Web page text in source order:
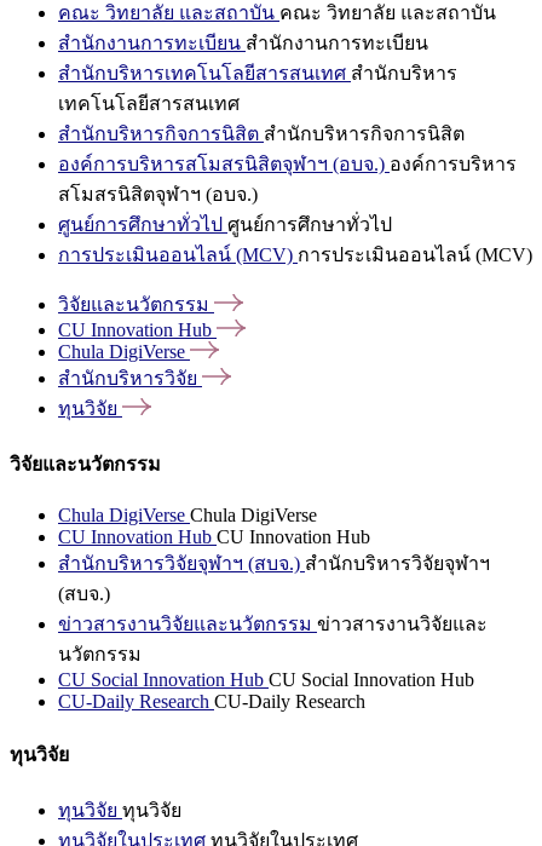
คณะ วิทยาลัย และสถาบัน คณะ วิทยาลัย และสถาบัน
สำนักงานการทะเบียน สำนักงานการทะเบียน
สำนักบริหารเทคโนโลยีสารสนเทศ สำนักบริหาร
เทคโนโลยีสารสนเทศ
สำนักบริหารกิจการนิสิต สำนักบริหารกิจการนิสิต
องค์การบริหารสโมสรนิสิตจุฬาฯ (อบจ.) องค์การบริหาร
สโมสรนิสิตจุฬาฯ (อบจ.)
ศูนย์การศึกษาทั่วไป ศูนย์การศึกษาทั่วไป
การประเมินออนไลน์ (MCV) การประเมินออนไลน์ (MCV)
วิจัยและนวัตกรรม
CU Innovation Hub
Chula DigiVerse
สำนักบริหารวิจัย
ทุนวิจัย
วิจัยและนวัตกรรม
Chula DigiVerse Chula DigiVerse
CU Innovation Hub CU Innovation Hub
สำนักบริหารวิจัยจุฬาฯ (สบจ.) สำนักบริหารวิจัยจุฬาฯ
(สบจ.)
ข่าวสารงานวิจัยและนวัตกรรม ข่าวสารงานวิจัยและ
นวัตกรรม
CU Social Innovation Hub CU Social Innovation Hub
CU-Daily Research CU-Daily Research
ทุนวิจัย
ทุนวิจัย ทุนวิจัย
ทุนวิจัยในประเทศ ทุนวิจัยในประเทศ